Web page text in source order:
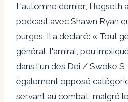
L'automne dernier, Hegseth
podcast avec Shawn Ryan
purges. Il a déclaré: « Tout
général, l'amiral, peu
dans l'un des Dei / Swoke S
également opposé
servant au combat, malgré